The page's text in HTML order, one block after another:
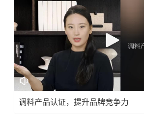
调料产品认证，提升品牌竞争力